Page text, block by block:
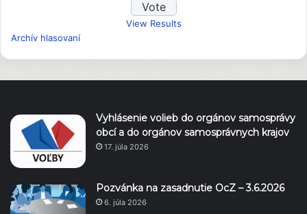
View Results
Archív hlasovaní
Vyhlásenie volieb do orgánov samosprávy
obcí a do orgánov samosprávnych krajov
17. júla 2026
Pozvánka na zasadnutie OcZ – 3.6.2026
6. júla 2026